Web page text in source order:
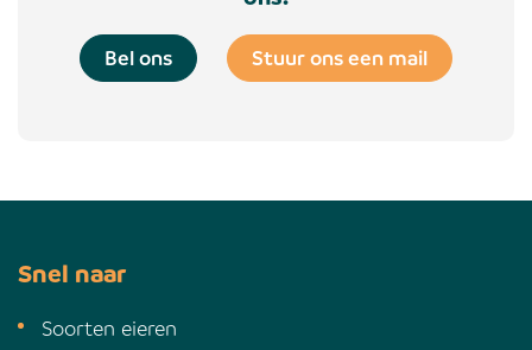
Bel ons Stuur ons een mail
Snel naar
Soorten eieren